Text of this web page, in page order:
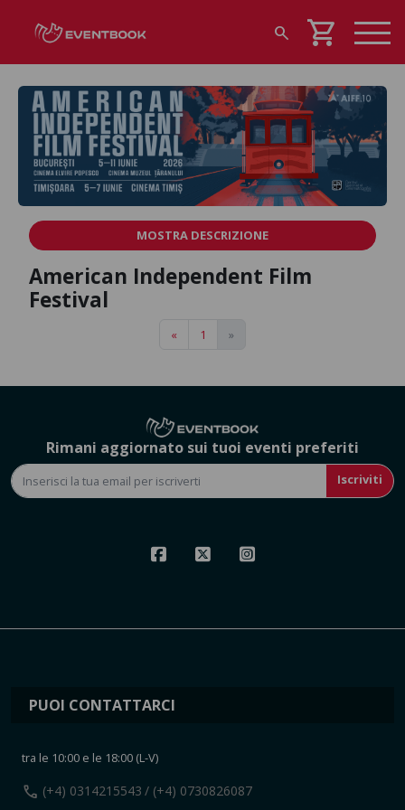
search shopping_cart
MOSTRA DESCRIZIONE
American Independent Film
Festival
« 1 »
Rimani aggiornato sui tuoi eventi preferiti
Iscriviti
PUOI CONTATTARCI
tra le 10:00 e le 18:00 (L-V)
call (+4) 0314215543 / (+4) 0730826087